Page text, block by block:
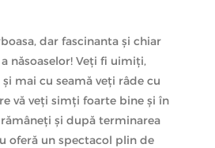
dar fascinanta și chiar
năsoaselor! Veți fi uimiți,
mai cu seamă veți râde cu
vă veți simți foarte bine și în
și după terminarea
oferă un spectacol plin de